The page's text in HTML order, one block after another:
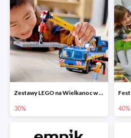
Zestawy LEGO na Wielkanoc w Empiku do -30%
30% 40%